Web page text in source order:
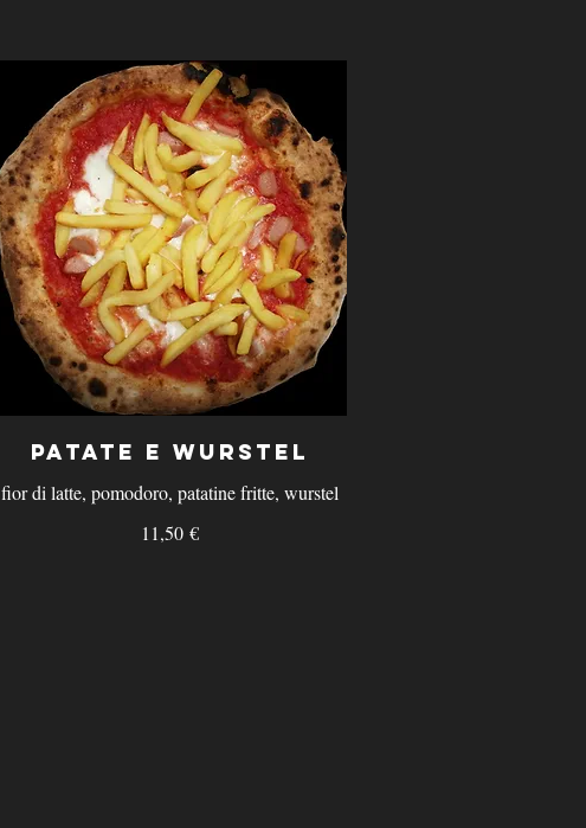
Patate e Wurstel
fior di latte, pomodoro, patatine fritte, wurstel
11,50 €